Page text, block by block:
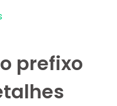
prefixo